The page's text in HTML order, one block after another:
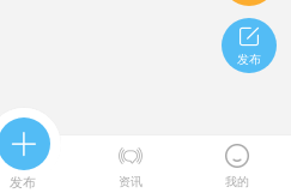

发布

发布

资讯

我的